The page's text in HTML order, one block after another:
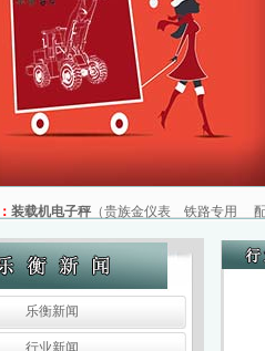
装载机电子秤（贵族金仪表 铁路专用
乐衡新闻
行业新闻